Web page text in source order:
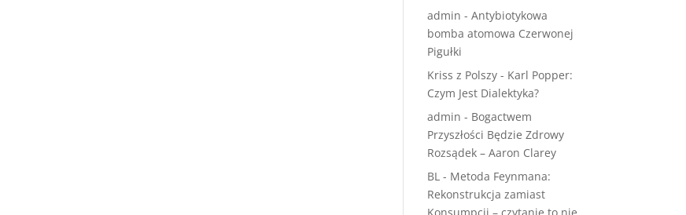
admin -Antybiotykowa
bomba atomowa Czerwonej
Pigułki
Kriss z Polszy - Karl Popper:
Czym Jest Dialektyka?
admin - Bogactwem
Przyszłości Będzie Zdrowy
Rozsądek – Aaron Clarey
BL - Metoda Feynmana:
Rekonstrukcja zamiast